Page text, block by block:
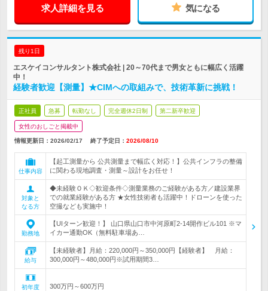
求人詳細を見る 気になる
残り1日
エスケイコンサルタント株式会社 | 20～70代まで男女ともに幅広く活躍
中！
経験者歓迎【測量】★CIMへの取組みで、技術革新に挑戦！
正社員 急募 転勤なし 完全週休2日制 第二新卒歓迎
女性のおしごと掲載中
情報更新日：2026/02/17 終了予定日： 2026/08/10
仕事内容
【起工測量から 公共測量まで幅広く対応！】公共インフラの整備
に関わる現地調査・測量～設計をお任せ！
対象と
なる方
◆未経験ＯＫ◇歓迎条件◇測量業務のご経験がある方／建設業界
での就業経験がある方 ★女性技術者も活躍中！ドローンを使った
空撮なども実施中！
勤務地
【UIターン歓迎！】 山口県山口市中河原町2-14開作ビル101 ※マ
イカー通勤OK（無料駐車場あ…
給与
【未経験者】月給：220,000円～350,000円【経験者】 月給：
300,000円～480,000円※試用期間3…
初年度
300万円～600万円